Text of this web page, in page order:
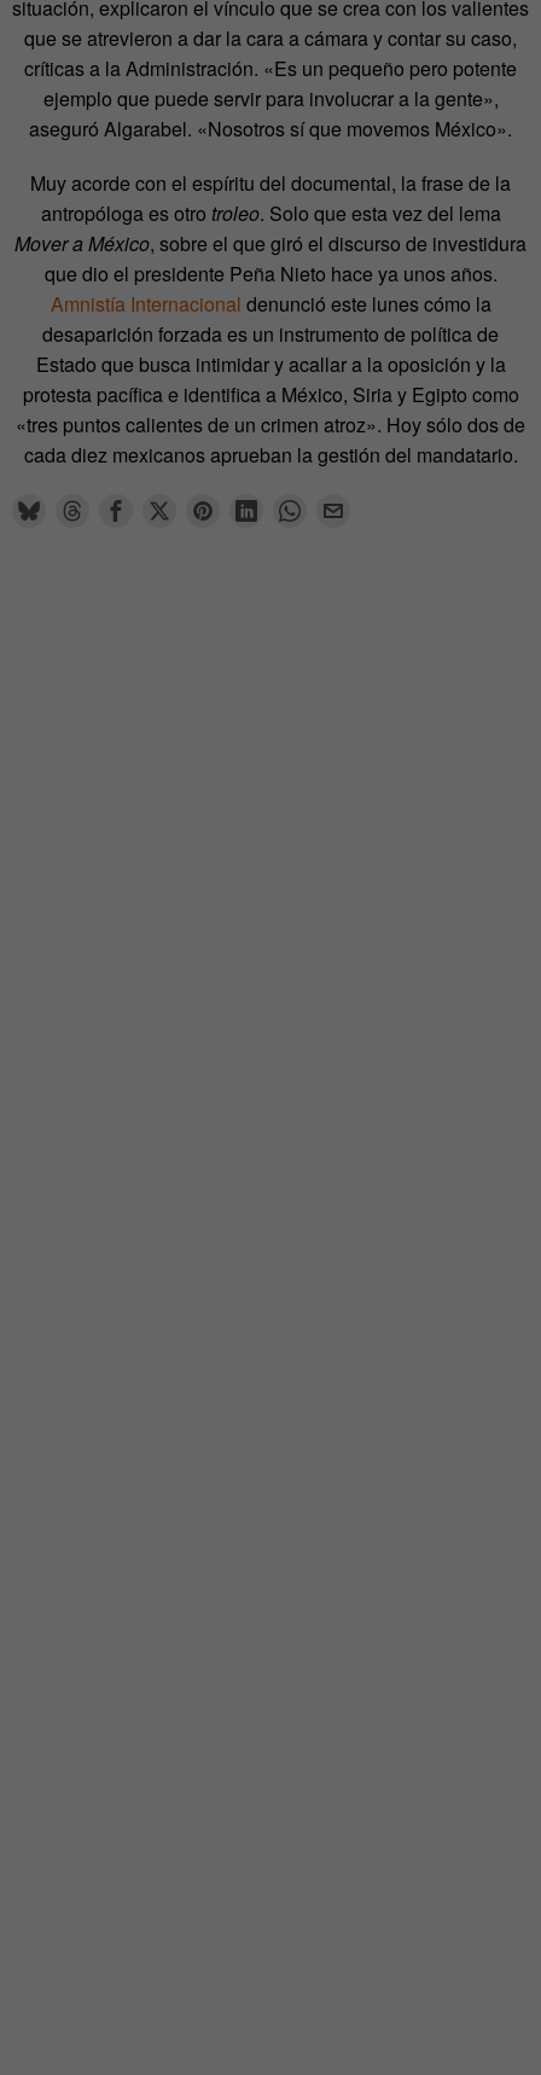
situación, explicaron el vínculo que se crea con los valientes
que se atrevieron a dar la cara a cámara y contar su caso,
críticas a la Administración. «Es un pequeño pero potente
ejemplo que puede servir para involucrar a la gente»,
aseguró Algarabel. «Nosotros sí que movemos México».
Muy acorde con el espíritu del documental, la frase de la
antropóloga es otro troleo. Solo que esta vez del lema
Mover a México, sobre el que giró el discurso de investidura
que dio el presidente Peña Nieto hace ya unos años.
Amnistía Internacional denunció este lunes cómo la
desaparición forzada es un instrumento de política de
Estado que busca intimidar y acallar a la oposición y la
protesta pacífica e identifica a México, Siria y Egipto como
«tres puntos calientes de un crimen atroz». Hoy sólo dos de
cada diez mexicanos aprueban la gestión del mandatario.